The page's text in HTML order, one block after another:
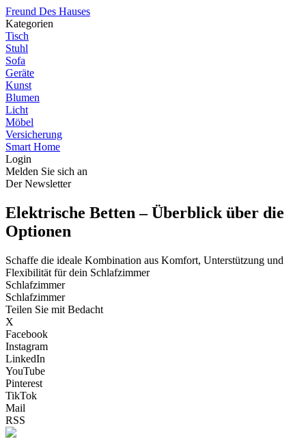
Freund Des Hauses
Kategorien
Tisch
Stuhl
Sofa
Geräte
Kunst
Blumen
Licht
Möbel
Versicherung
Smart Home
Login
Melden Sie sich an
Der Newsletter
Elektrische Betten – Überblick über die
Optionen
Schaffe die ideale Kombination aus Komfort, Unterstützung und
Flexibilität für dein Schlafzimmer
Schlafzimmer
Schlafzimmer
Teilen Sie mit Bedacht
X
Facebook
Instagram
LinkedIn
YouTube
Pinterest
TikTok
Mail
RSS